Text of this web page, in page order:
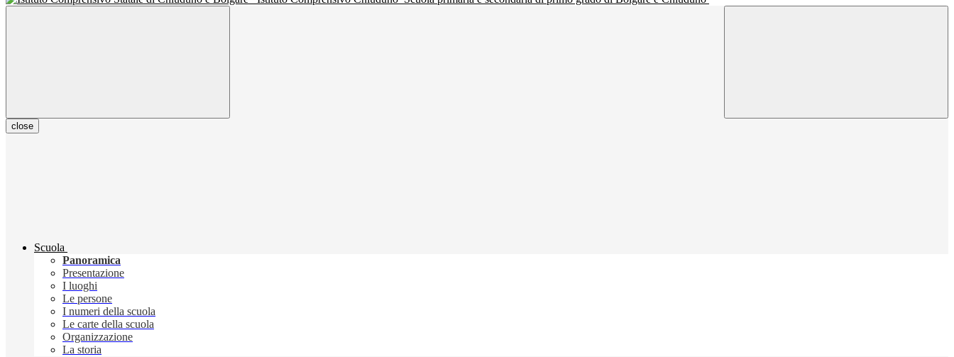
close
Scuola
Panoramica
Presentazione
I luoghi
Le persone
I numeri della scuola
Le carte della scuola
Organizzazione
La storia